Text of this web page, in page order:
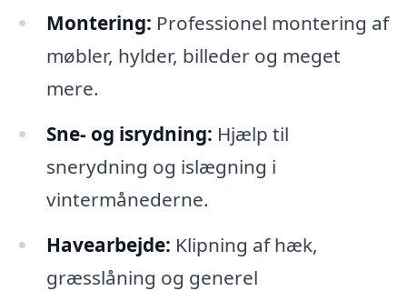
Montering: Professionel montering af
møbler, hylder, billeder og meget
mere.
Sne- og isrydning: Hjælp til
snerydning og islægning i
vintermånederne.
Havearbejde: Klipning af hæk,
græsslåning og generel